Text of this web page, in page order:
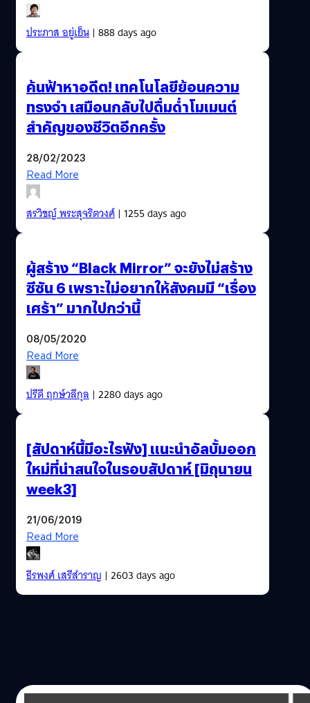
ประภาส อยู่เย็น| 888 days ago
ค้นฟ้าหาอดีต! เทคโนโลยีย้อนความ
ทรงจำ เสมือนกลับไปดื่มด่ำโมเมนต์
สำคัญของชีวิตอีกครั้ง
28/02/2023
Read More
สรวิชญ์ พระสุจริตวงศ์| 1255 days ago
ผู้สร้าง “Black Mirror” จะยังไม่สร้าง
ซีซัน 6 เพราะไม่อยากให้สังคมมี “เรื่อง
เศร้า” มากไปกว่านี้
08/05/2020
Read More
ปรีดี ฤกษ์วลีกุล| 2280 days ago
[สัปดาห์นี้มีอะไรฟัง] แนะนำอัลบั้มออก
ใหม่ที่น่าสนใจในรอบสัปดาห์ [มิถุนายน
week3]
21/06/2019
Read More
ธีรพงศ์ เสรีสำราญ | 2603 days ago